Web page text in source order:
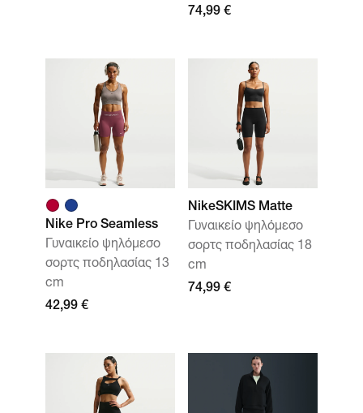
74,99 €
Nike Pro Seamless
Γυναικείο ψηλόμεσο
σορτς ποδηλασίας 13
cm
42,99 €
NikeSKIMS Matte
Γυναικείο ψηλόμεσο
σορτς ποδηλασίας 18
cm
74,99 €